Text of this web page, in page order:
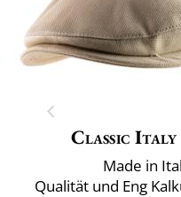
Classic Italy
Made in
Qualität und Eng